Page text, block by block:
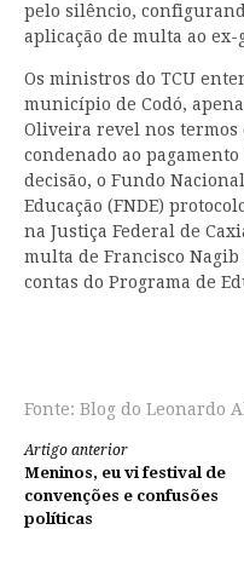
pelo silêncio,
aplicação de multa ao ex-
Os ministros do TCU
município de Codó,
Oliveira revel nos termos
condenado ao
decisão, o Fundo
Educação (FNDE)
na Justiça Federal de
multa de Francisco Nagib
contas do Programa de
Fonte: Blog do Leonardo
Continue
lendo
Artigo anterior
Meninos, eu vi festival de
convenções e confusões
políticas